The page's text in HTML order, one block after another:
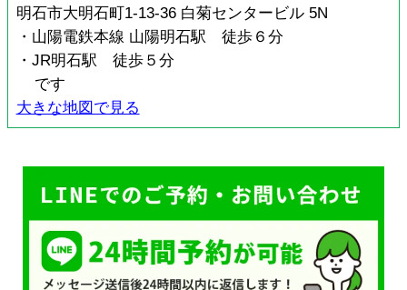
明石市大明石町1-13-36 白菊センタービル 5N
・山陽電鉄本線 山陽明石駅 徒歩６分
・JR明石駅 徒歩５分
です
大きな地図で見る